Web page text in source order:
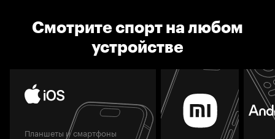
Смотрите спорт на любом
устройстве
Планшеты и смартфоны